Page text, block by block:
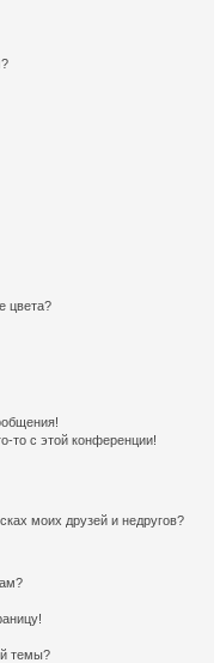
цвета?
то с этой конференции!
моих друзей и недругов?
темы?